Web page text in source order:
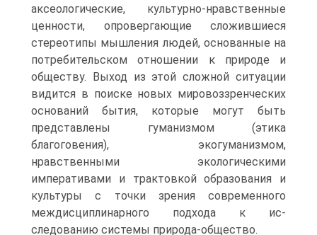
аксеологические, культурно-нравственные
ценности, опровер­гающие сложившиеся
стереотипы мышления людей, основанные на
потребительском отно­шении к природе и
обществу. Выход из этой сложной ситуации
видится в поиске новых ми­ровоззренческих
оснований бытия, которые могут быть
представлены гуманизмом (этика
благоговения), экогуманизмом,
нравственными экологическими
императивами и трактовкой образования и
культуры с точки зрения современного
междисциплинарного подхода к ис­
следованию системы природа-общество.